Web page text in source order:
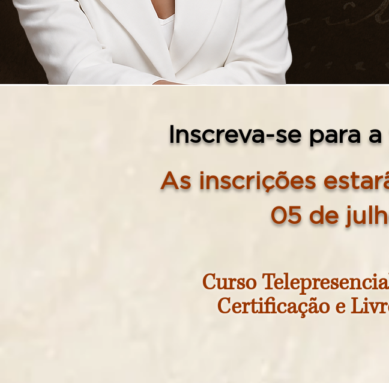
As inscrições
05 de
Curso
Certificação e
Inscreva-se para a